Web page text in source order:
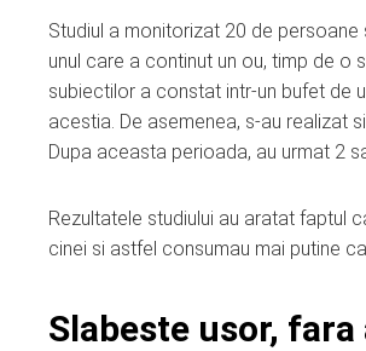
Studiul a monitorizat 20 de
unul care a continut un ou, timp de o
subiectilor a constat intr-un bufet de
acestia. De asemenea, s-au realizat
Dupa aceasta perioada, au urmat 2
Rezultatele studiului au aratat faptul
cinei si astfel consumau mai putine
Slabeste usor,